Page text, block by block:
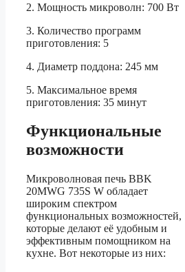
2. Мощность микроволн: 700 Вт
3. Количество программ
приготовления: 5
4. Диаметр поддона: 245 мм
5. Максимальное время
приготовления: 35 минут
Функциональные
возможности
Микроволновая печь BBK
20MWG 735S W обладает
широким спектром
функциональных возможностей,
которые делают её удобным и
эффективным помощником на
кухне. Вот некоторые из них: